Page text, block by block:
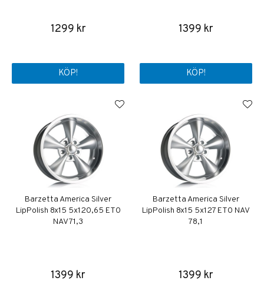
1299 kr
KÖP!
1399 kr
KÖP!
Barzetta America Silver
LipPolish 8x15 5x120,65 ET0
NAV 71,3
1399 kr
Barzetta America Silver
LipPolish 8x15 5x127 ET0 NAV
78,1
1399 kr